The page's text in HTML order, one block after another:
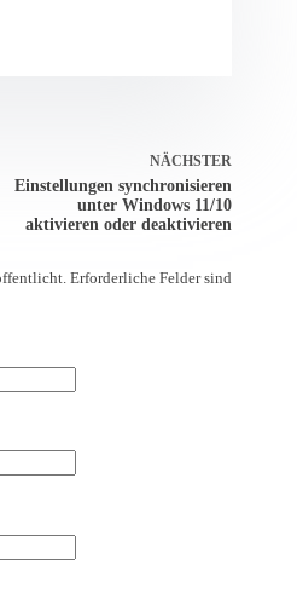
NÄCHSTER
Einstellungen synchronisieren
unter Windows 11/10
aktivieren oder deaktivieren
Erforderliche Felder sind